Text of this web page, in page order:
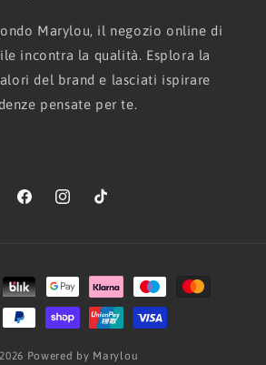
Marylou, il negozio online di
incontra la qualità. Esplora la
del brand e lasciati ispirare
pensate per te.
FacebookInstagramTikTok
Metodi
di
pagamento
Powered by Marylou